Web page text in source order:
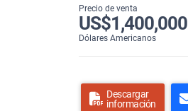
Precio de venta
US$1,400,000
Dólares Americanos
Descargar
información